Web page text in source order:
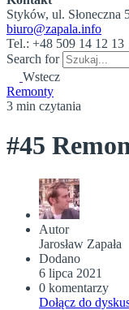
Styków, ul. Słoneczna
biuro@zapala.info
Tel.: +48 509 14 12 13
Search for
Wstecz
Remonty
3 min czytania
#45
Autor
Jarosław Zapała
Dodano
6 lipca 2021
0 komentarzy
Dołącz do